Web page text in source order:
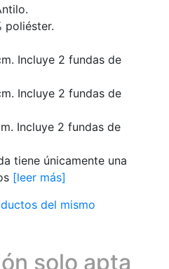
poliéster.
Incluye 2 fundas de
Incluye 2 fundas de
Incluye 2 fundas de
tiene únicamente una
[leer más]
del mismo
solo apta